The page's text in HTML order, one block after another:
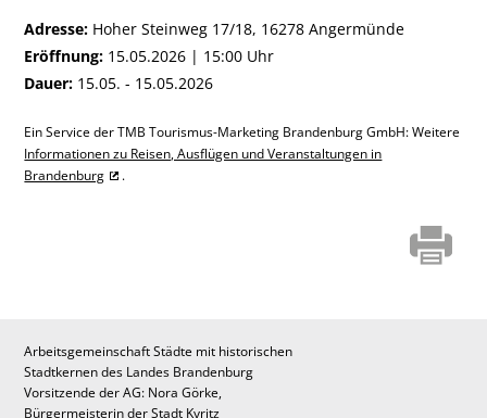
Adresse: Hoher Steinweg 17/18, 16278 Angermünde
Eröffnung: 15.05.2026 | 15:00 Uhr
Dauer: 15.05. - 15.05.2026
Ein Service der TMB Tourismus-Marketing Brandenburg GmbH: Weitere
Informationen zu Reisen, Ausflügen und Veranstaltungen in
Brandenburg
.
Arbeitsgemeinschaft Städte mit historischen
Stadtkernen des Landes Brandenburg
Vorsitzende der AG: Nora Görke,
Bürgermeisterin der Stadt Kyritz